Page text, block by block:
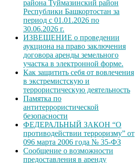
района Туймазинский район
Республики Башкортостан за
период с 01.01.2026 по
30.06.2026 г.
ИЗВЕЩЕНИЕ о проведении
аукциона на право заключения
договора аренды земельного
участка в электронной форме.
Как защитить себя от вовлечения
в экстремистскую и
террористическую деятельность
Памятка по
антитеррористической
безопасности
ФЕДЕРАЛЬНЫЙ ЗАКОН “О
противодействии терроризму” от
096 марта 2006 года № 35-ФЗ
Сообщение о возможности
предоставления в аренду